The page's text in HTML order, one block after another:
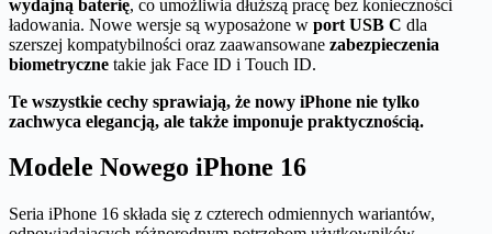
wydajną baterię, co umożliwia dłuższą pracę bez konieczności
ładowania. Nowe wersje są wyposażone w port USB C dla
szerszej kompatybilności oraz zaawansowane zabezpieczenia
biometryczne takie jak Face ID i Touch ID.
Te wszystkie cechy sprawiają, że nowy iPhone nie tylko
zachwyca elegancją, ale także imponuje praktycznością.
Modele Nowego iPhone 16
Seria iPhone 16 składa się z czterech odmiennych wariantów,